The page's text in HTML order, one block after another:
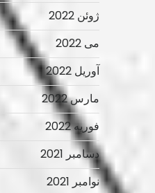
ژوئن 2022
می 2022
آوریل 2022
مارس 2022
فوریه 2022
دسامبر 2021
نوامبر 2021